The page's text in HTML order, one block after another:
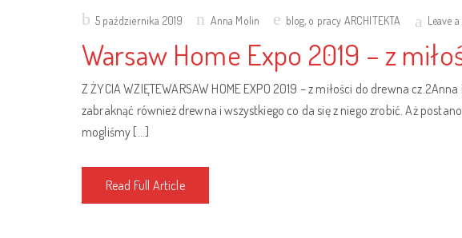
Posted5 października 2019 Anna Molin blog, o pracy ARCHITEKTA Leave
Warsaw Home Expo 2019 – z
Z ŻYCIA WZIĘTEWARSAW HOME EXPO 2019 – z miłości do drewna
zabraknąć również drewna i wszystkiego co da się z niego zrobić. Aż
mogliśmy […]
Read Full Article